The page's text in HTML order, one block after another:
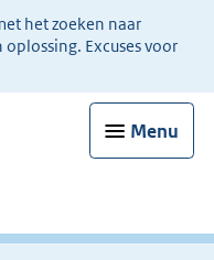
het zoeken naar
Excuses voor
Menu